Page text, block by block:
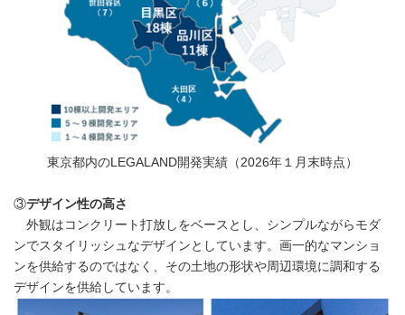
東京都内のLEGALAND開発実績（2026年１月末時点）
③デザイン性の高さ
外観はコンクリート打放しをベースとし、シンプルながらモダ
ンでスタイリッシュなデザインとしています。画一的なマンショ
ンを供給するのではなく、その土地の形状や周辺環境に調和する
デザインを供給しています。